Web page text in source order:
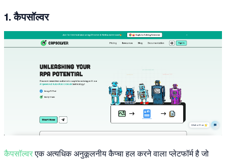
1. कैपसॉल्वर
कैपसॉल्वरएक अत्यधिक अनुकूलनीय कैप्चा हल करने वाला प्लेटफॉर्म है जो